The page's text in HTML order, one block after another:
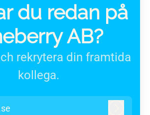
du redan på
AB?
rekrytera din framtida
kollega.